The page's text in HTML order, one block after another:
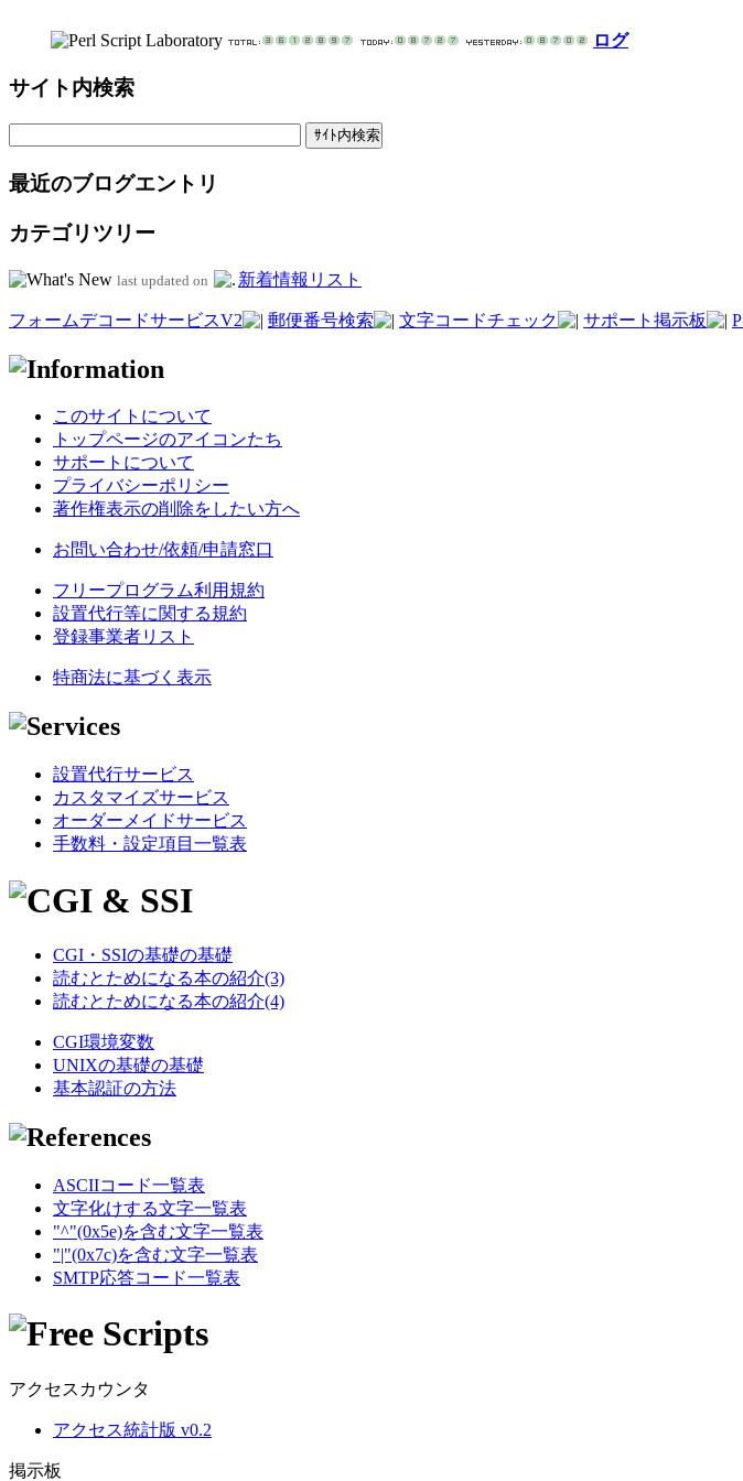
ログ
サイト内検索
最近のブログエントリ
カテゴリツリー
last updated on 新着情報リスト
フォームデコードサービスV2 郵便番号検索 文字コードチェック サポート掲示板
このサイトについて
トップページのアイコンたち
サポートについて
プライバシーポリシー
著作権表示の削除をしたい方へ
お問い合わせ/依頼/申請窓口
フリープログラム利用規約
設置代行等に関する規約
登録事業者リスト
特商法に基づく表示
設置代行サービス
カスタマイズサービス
オーダーメイドサービス
手数料・設定項目一覧表
CGI・SSIの基礎の基礎
読むとためになる本の紹介(3)
読むとためになる本の紹介(4)
CGI環境変数
UNIXの基礎の基礎
基本認証の方法
ASCIIコード一覧表
文字化けする文字一覧表
"^"(0x5e)を含む文字一覧表
"|"(0x7c)を含む文字一覧表
SMTP応答コード一覧表
アクセスカウンタ
アクセス統計版 v0.2
掲示板